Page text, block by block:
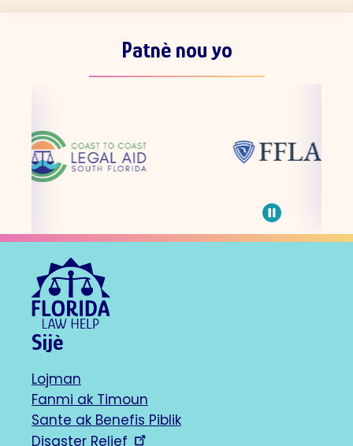
Patnè nou yo
Pause
carousel
Sijè
Footer
navigation
Lojman
Fanmi ak Timoun
Sante ak Benefis Piblik
Disaster Relief